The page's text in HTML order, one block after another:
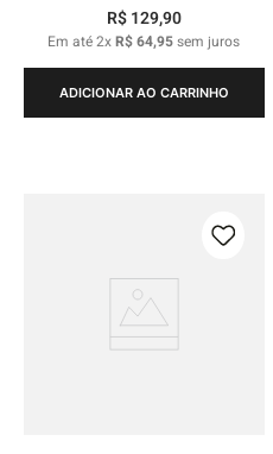
R$ 129,90
Em até2xR$64,95sem juros
ADICIONAR AO CARRINHO